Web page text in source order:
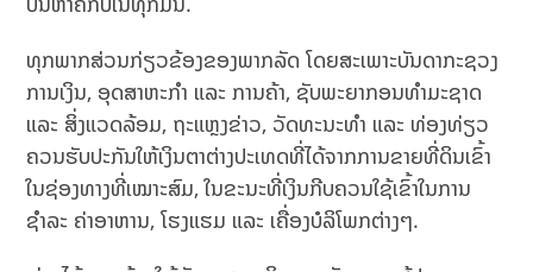
ທຸກພາກສ່ວນກ່ຽວຂ້ອງຂອງພາກລັດ ໂດຍສະເພາະບັນດາກະຊວງ
ການເງິນ, ອຸດສາຫະກຳ ແລະ ການຄ້າ, ຊັບພະຍາກອນທຳມະຊາດ
ແລະ ສິ່ງແວດລ້ອມ, ຖະແຫຼງຂ່າວ, ວັດທະນະທຳ ແລະ ທ່ອງທ່ຽວ
ຄວນຮັບປະກັນໃຫ້ເງິນຕາຕ່າງປະເທດທີ່ໄດ້ຈາກການຂາຍທີ່ດິນເຂົ້າ
ໃນຊ່ອງທາງທີ່ເໝາະສົມ, ໃນຂະນະທີ່ເງິນກີບຄວນໃຊ້ເຂົ້າໃນການ
ຊຳລະ ຄ່າອາຫານ, ໂຮງແຮມ ແລະ ເຄື່ອງບໍລິໂພກຕ່າງໆ.